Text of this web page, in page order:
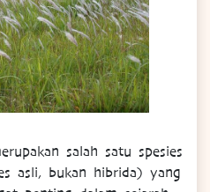
salah satu spesies
asli, bukan hibrida) yang